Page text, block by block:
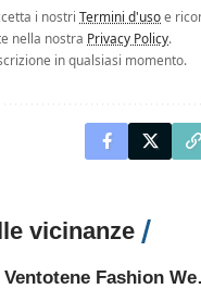
i nostri Termini d'usoe
nella nostra Privacy Policy.
in qualsiasi momento.
vicinanze